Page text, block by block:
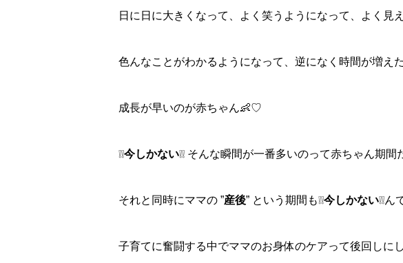
日に日に大きくなって、よく笑うようになって、よく見
色んなことがわかるようになって、逆になく時間が増え
成長が早いのが赤ちゃん👶♡
❕❕今しかない❕❕ そんな瞬間が一番多いのって赤ちゃん期
それと同時にママの ”産後” という期間も❕❕今しかない❕❕
子育てに奮闘する中でママのお身体のケアって後回しに